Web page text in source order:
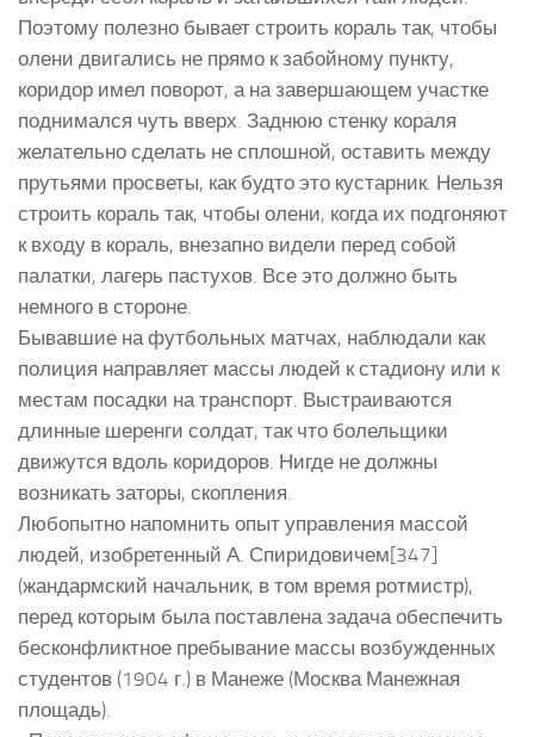
Поэтому полезно бывает строить кораль так, чтобы
олени двигались не прямо к забойному пункту,
коридор имел поворот, а на завершающем участке
поднимался чуть вверх. Заднюю стенку кораля
желательно сделать не сплошной, оставить между
прутьями просветы, как будто это кустарник. Нельзя
строить кораль так, чтобы олени, когда их подгоняют
к входу в кораль, внезапно видели перед собой
палатки, лагерь пастухов. Все это должно быть
немного в стороне.
Бывавшие на футбольных матчах, наблюдали как
полиция направляет массы людей к стадиону или к
местам посадки на транспорт. Выстраиваются
длинные шеренги солдат, так что болельщики
движутся вдоль коридоров. Нигде не должны
возникать заторы, скопления.
Любопытно напомнить опыт управления массой
людей, изобретенный А. Спиридовичем[347]
(жандармский начальник, в том время ротмистр),
перед которым была поставлена задача обеспечить
бесконфликтное пребывание массы возбужденных
студентов (1904 г.) в Манеже (Москва Манежная
площадь).